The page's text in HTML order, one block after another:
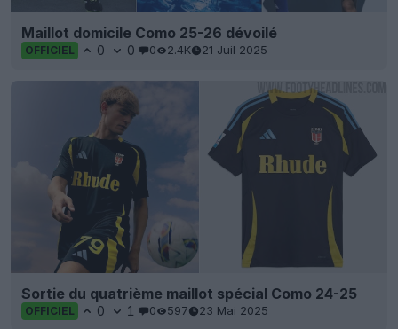
Maillot domicile Como 25-26 dévoilé
OFFICIEL 0 0 0 2.4K 21 Juil 2025
Sortie du quatrième maillot spécial Como 24-25
OFFICIEL 0 1 0 597 23 Mai 2025